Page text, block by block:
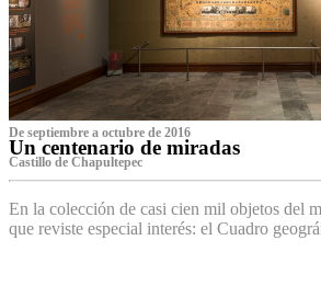
De septiembre a octubre de 2016
Un centenario de miradas
Castillo de Chapultepec
En la colección de casi cien mil objetos del
que reviste especial interés: el Cuadro